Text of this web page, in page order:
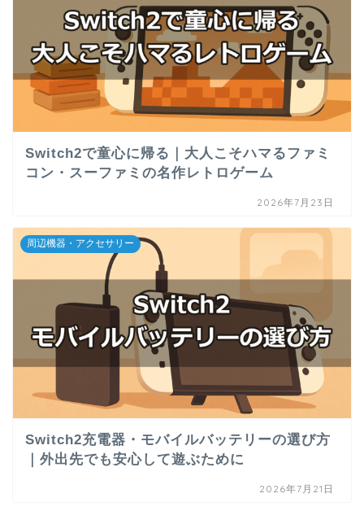
Switch2で童心に帰る｜大人こそハマるファミ
コン・スーファミの名作レトロゲーム
2026年7月23日
周辺機器・アクセサリー
Switch2充電器・モバイルバッテリーの選び方
｜外出先でも安心して遊ぶために
2026年7月21日